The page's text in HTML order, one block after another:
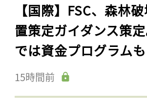
【国際】FSC、森林
置策定ガイダンス策
では資金プログラムも
15時間前